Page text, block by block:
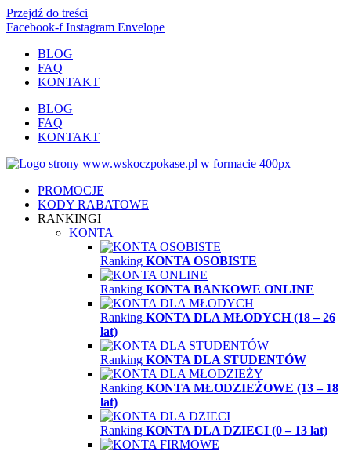
Przejdź do treści
Facebook-f Instagram Envelope
BLOG
FAQ
KONTAKT
BLOG
FAQ
KONTAKT
PROMOCJE
KODY RABATOWE
RANKINGI
KONTA
Ranking KONTA OSOBISTE
Ranking KONTA BANKOWE ONLINE
Ranking KONTA DLA MŁODYCH (18 – 26
lat)
Ranking KONTA DLA STUDENTÓW
Ranking KONTA MŁODZIEŻOWE (13 – 18
lat)
Ranking KONTA DLA DZIECI (0 – 13 lat)